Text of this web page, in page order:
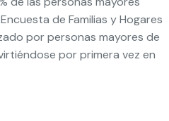
de Familias y Hogares
por personas mayores de
por primera vez en